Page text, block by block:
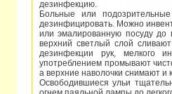
дезинфекцию.
Больные или
дезинфицировать. Можно
или эмалированную посуду до
верхний светлый слой
дезинфекции рук, мелкого
употреблением промывают
а верхние наволочки снимают и
Освободившиеся ульи